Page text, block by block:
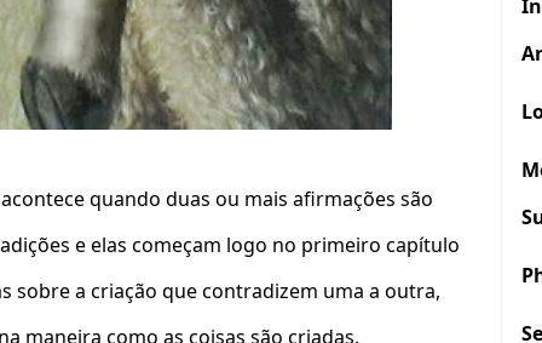
quando duas ou mais afirmações são
e elas começam logo no primeiro capítulo
sobre a criação que contradizem uma a outra,
maneira como as coisas são criadas.